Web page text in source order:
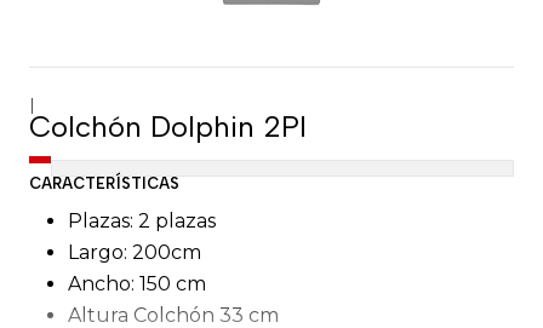
|
Colchón Dolphin 2Pl
CARACTERÍSTICAS
Plazas: 2 plazas
Largo: 200cm
Ancho: 150 cm
Altura Colchón 33 cm